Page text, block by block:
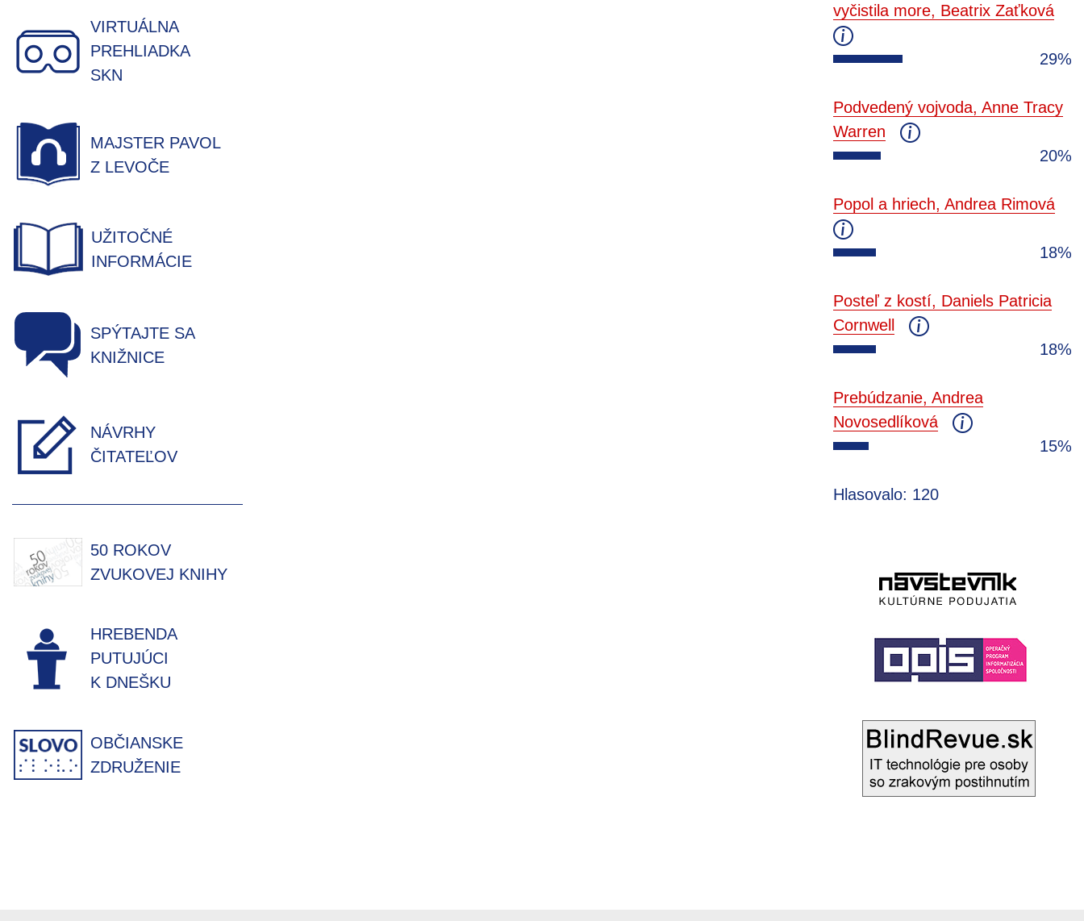
VIRTUÁLNA
PREHLIADKA
SKN
MAJSTER PAVOL
Z LEVOČE
UŽITOČNÉ
INFORMÁCIE
SPÝTAJTE SA
KNIŽNICE
NÁVRHY
ČITATEĽOV
50 ROKOV
ZVUKOVEJ KNIHY
HREBENDA
PUTUJÚCI
K DNEŠKU
OBČIANSKE
ZDRUŽENIE
vyčistila more, Beatrix Zaťková
29%
Podvedený vojvoda, Anne Tracy
Warren
20%
Popol a hriech, Andrea Rimová
18%
Posteľ z kostí, Daniels Patricia
Cornwell
18%
Prebúdzanie, Andrea
Novosedlíková
15%
Hlasovalo: 120